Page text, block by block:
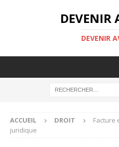
DEVENIR
DEVENIR
ACCUEIL DROIT
Facture
juridique